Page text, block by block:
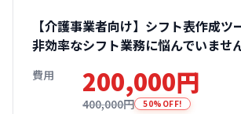
【介護事業者向け】シフト表作成ツ
非効率なシフト業務に悩んでいませ
費用 200,000円
400,000円 50%OFF!